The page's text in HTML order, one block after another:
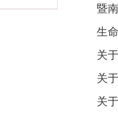
暨
生
关
关
关